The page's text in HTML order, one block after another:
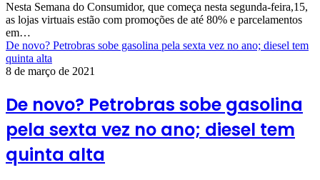
Nesta Semana do Consumidor, que começa nesta segunda-feira,15,
as lojas virtuais estão com promoções de até 80% e parcelamentos
em…
De novo? Petrobras sobe gasolina pela sexta vez no ano; diesel tem
quinta alta
8 de março de 2021
De novo? Petrobras sobe gasolina
pela sexta vez no ano; diesel tem
quinta alta